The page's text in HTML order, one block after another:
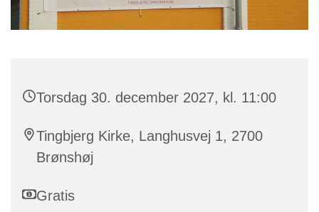
Torsdag 30. december 2027, kl. 11:00
Tingbjerg Kirke, Langhusvej 1, 2700
Brønshøj
Gratis